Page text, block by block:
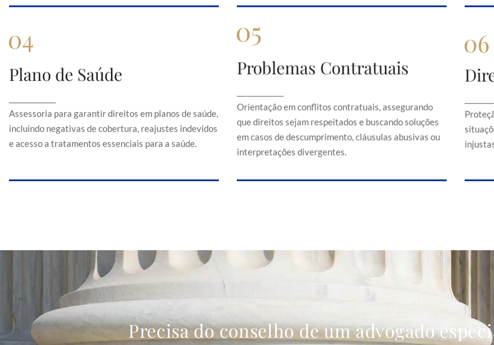
Plano de Saúde
Assessoria para garantir direitos em planos de saúde,
incluindo negativas de cobertura, reajustes indevidos
e acesso a tratamentos essenciais para a saúde.
Plano de Saúde
reajustes indevidos e acesso a tratamentos
Problemas Contratuais
Orientação em conflitos contratuais, assegurando
que direitos sejam respeitados e buscando soluções
em casos de descumprimento, cláusulas abusivas ou
interpretações divergentes.
Problemas Contratuais
assegurando que direitos sejam respeitados e
buscando soluções em casos de
descumprimento, cláusulas abusivas ou
interpretações divergentes.
Precisa do conselho de um advogado